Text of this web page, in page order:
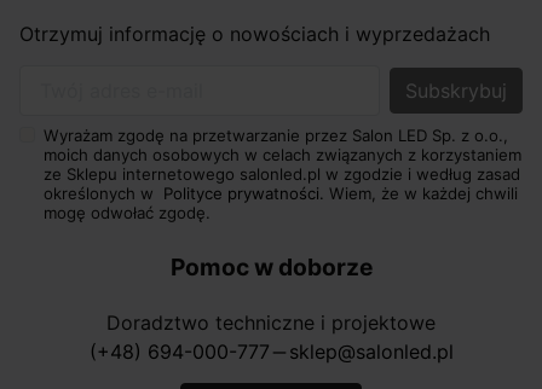
Otrzymuj informację o nowościach i wyprzedażach
Wyrażam zgodę na przetwarzanie przez Salon LED Sp. z o.o.,
moich danych osobowych w celach związanych z korzystaniem
ze Sklepu internetowego salonled.pl w zgodzie i według zasad
określonych w Polityce prywatności. Wiem, że w każdej chwili
mogę odwołać zgodę.
Pomoc w doborze
Doradztwo techniczne i projektowe
(+48) 694-000-777 horizontal_rule sklep@salonled.pl